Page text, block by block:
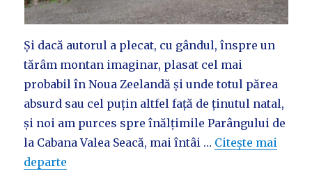
Și dacă autorul a plecat, cu gândul, înspre un
tărâm montan imaginar, plasat cel mai
probabil în Noua Zeelandă și unde totul părea
absurd sau cel puțin altfel față de ținutul natal,
și noi am purces spre înălțimile Parângului de
la Cabana Valea Seacă, mai întâi … Citește mai
departe